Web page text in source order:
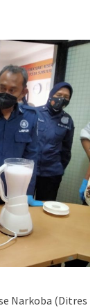
Narkoba (Ditres